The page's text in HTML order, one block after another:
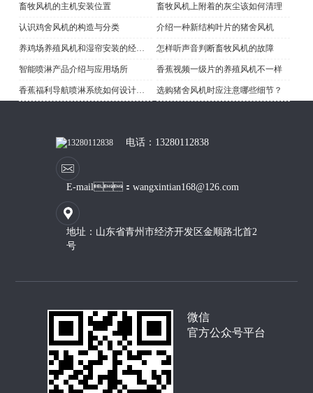
畜牧风机的主机安装位置 畜牧风机上附着的灰尘该如何清理
认识鸡舍风机的构造与分类 介绍一种新结构叶片的猪舍风机
怎样听声音判断畜牧风机的故障
智能喷淋产品介绍与应用场所 香蕉视频一级片的养殖风机不一样
选购猪舍风机时应注意哪些细节？
电话：13280112838
E-mail：wangxintian168@126.com
地址：山东省青州市经济开发区金顺路北首2
号
微信
官方公众号平台